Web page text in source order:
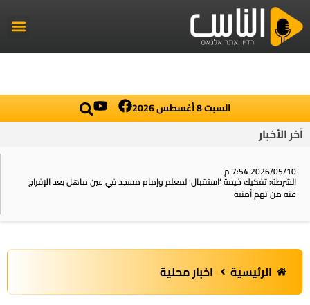
السبت 8 أغسطس 2026
آخر الأخبار
2026/05/10 7:54 م
الشرطة: تفكيك خيمة ‘استقبال‘ لمعلم وإمام مسجد في عين ماهل بعد الإفراج
عنه من تهم أمنية
الرئيسية اخبار محلية